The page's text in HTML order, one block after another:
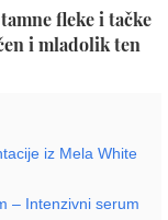
fleke i tačke
i mladolik ten
iz Mela White
– Intenzivni serum